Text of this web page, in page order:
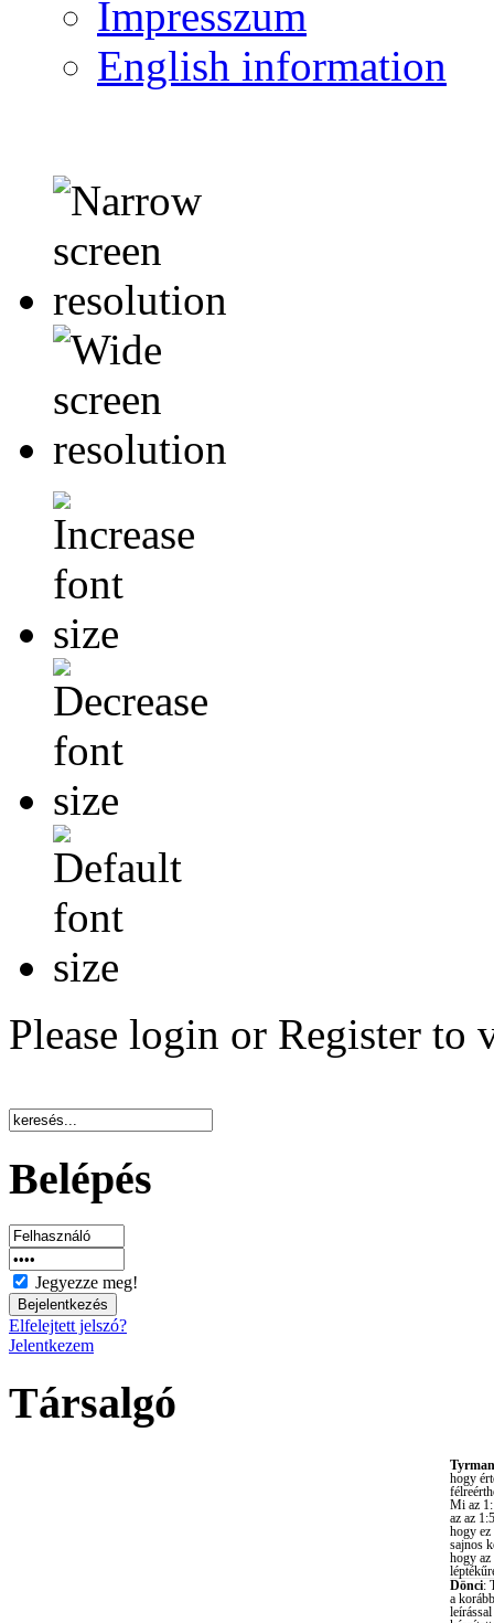
Impresszum
English information
Please login or Register to
Belépés
Jegyezze meg!
Elfelejtett jelszó?
Jelentkezem
Társalgó